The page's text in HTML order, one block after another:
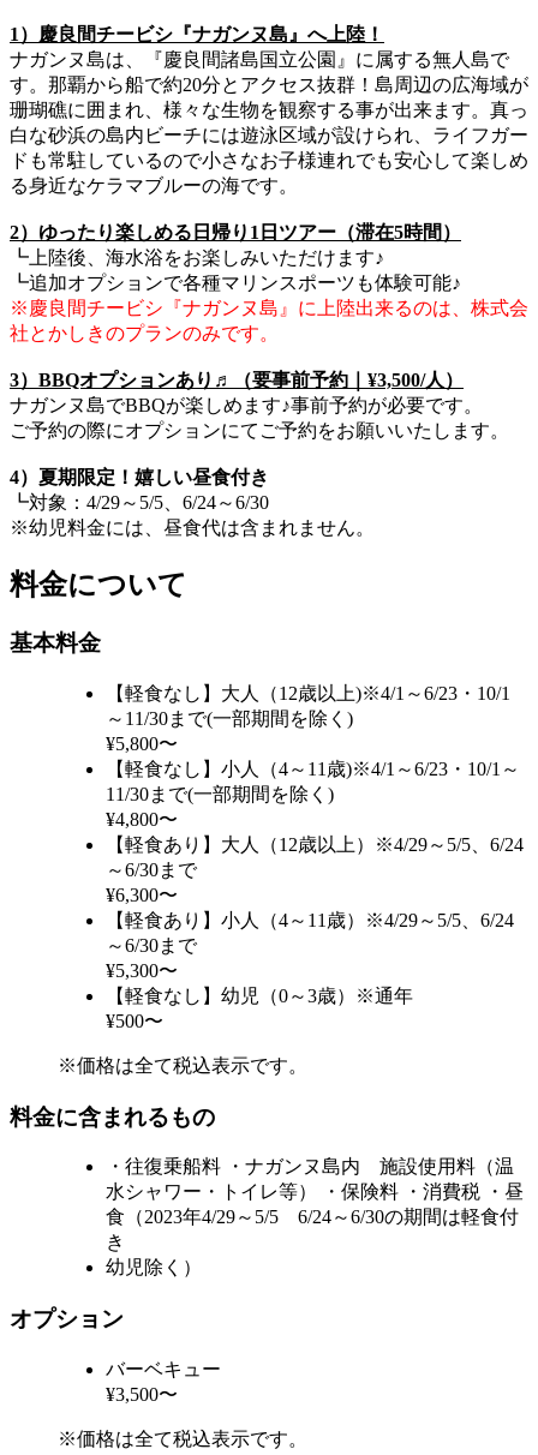
1）慶良間チービシ『ナガンヌ島』へ上陸！
ナガンヌ島は、『慶良間諸島国立公園』に属する無人島で
す。那覇から船で約20分とアクセス抜群！島周辺の広海域が
珊瑚礁に囲まれ、様々な生物を観察する事が出来ます。真っ
白な砂浜の島内ビーチには遊泳区域が設けられ、ライフガー
ドも常駐しているので小さなお子様連れでも安心して楽しめ
る身近なケラマブルーの海です。
2）ゆったり楽しめる日帰り1日ツアー（滞在5時間）
┗上陸後、海水浴をお楽しみいただけます♪
┗追加オプションで各種マリンスポーツも体験可能♪
※慶良間チービシ『ナガンヌ島』に上陸出来るのは、株式会
社とかしきのプランのみです。
3）BBQオプションあり♬（要事前予約｜¥3,500/人）
ナガンヌ島でBBQが楽しめます♪事前予約が必要です。
ご予約の際にオプションにてご予約をお願いいたします。​​​​
4）夏期限定！嬉しい昼食付き
┗対象：4/29～5/5、6/24～6/30
※幼児料金には、昼食代は含まれません。
料金について
基本料金
【軽食なし】大人（12歳以上)※4/1～6/23・10/1
～11/30まで(一部期間を除く)
¥5,800〜
【軽食なし】小人（4～11歳)※4/1～6/23・10/1～
11/30まで(一部期間を除く)
¥4,800〜
【軽食あり】大人（12歳以上）※4/29～5/5、6/24
～6/30まで
¥6,300〜
【軽食あり】小人（4～11歳）※4/29～5/5、6/24
～6/30まで
¥5,300〜
【軽食なし】幼児（0～3歳）※通年
¥500〜
※価格は全て税込表示です。
料金に含まれるもの
・往復乗船料 ・ナガンヌ島内 施設使用料（温
水シャワー・トイレ等） ・保険料 ・消費税 ・昼
食（2023年4/29～5/5 6/24～6/30の期間は軽食付
き
幼児除く）
オプション
バーベキュー
¥3,500〜
※価格は全て税込表示です。